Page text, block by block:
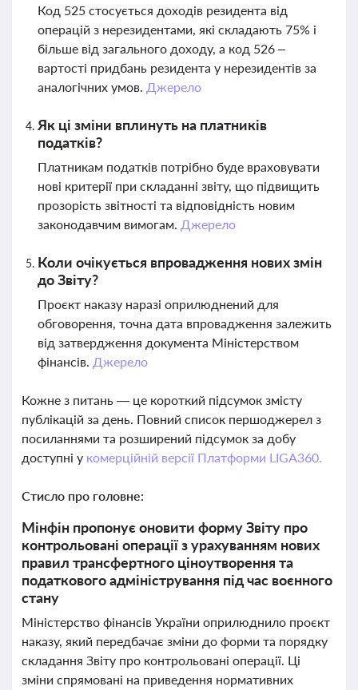
Код 525 стосується доходів резидента від
операцій з нерезидентами, які складають 75% і
більше від загального доходу, а код 526 –
вартості придбань резидента у нерезидентів за
аналогічних умов. Джерело
Як ці зміни вплинуть на платників
податків?
Платникам податків потрібно буде враховувати
нові критерії при складанні звіту, що підвищить
прозорість звітності та відповідність новим
законодавчим вимогам. Джерело
Коли очікується впровадження нових змін
до Звіту?
Проєкт наказу наразі оприлюднений для
обговорення, точна дата впровадження залежить
від затвердження документа Міністерством
фінансів. Джерело
Кожне з питань — це короткий підсумок змісту
публікацій за день. Повний список першоджерел з
посиланнями та розширений підсумок за добу
доступні у комерційній версії Платформи LIGA360.
Стисло про головне:
Мінфін пропонує оновити форму Звіту про
контрольовані операції з урахуванням нових
правил трансфертного ціноутворення та
податкового адміністрування під час воєнного
стану
Міністерство фінансів України оприлюднило проєкт
наказу, який передбачає зміни до форми та порядку
складання Звіту про контрольовані операції. Ці
зміни спрямовані на приведення нормативних